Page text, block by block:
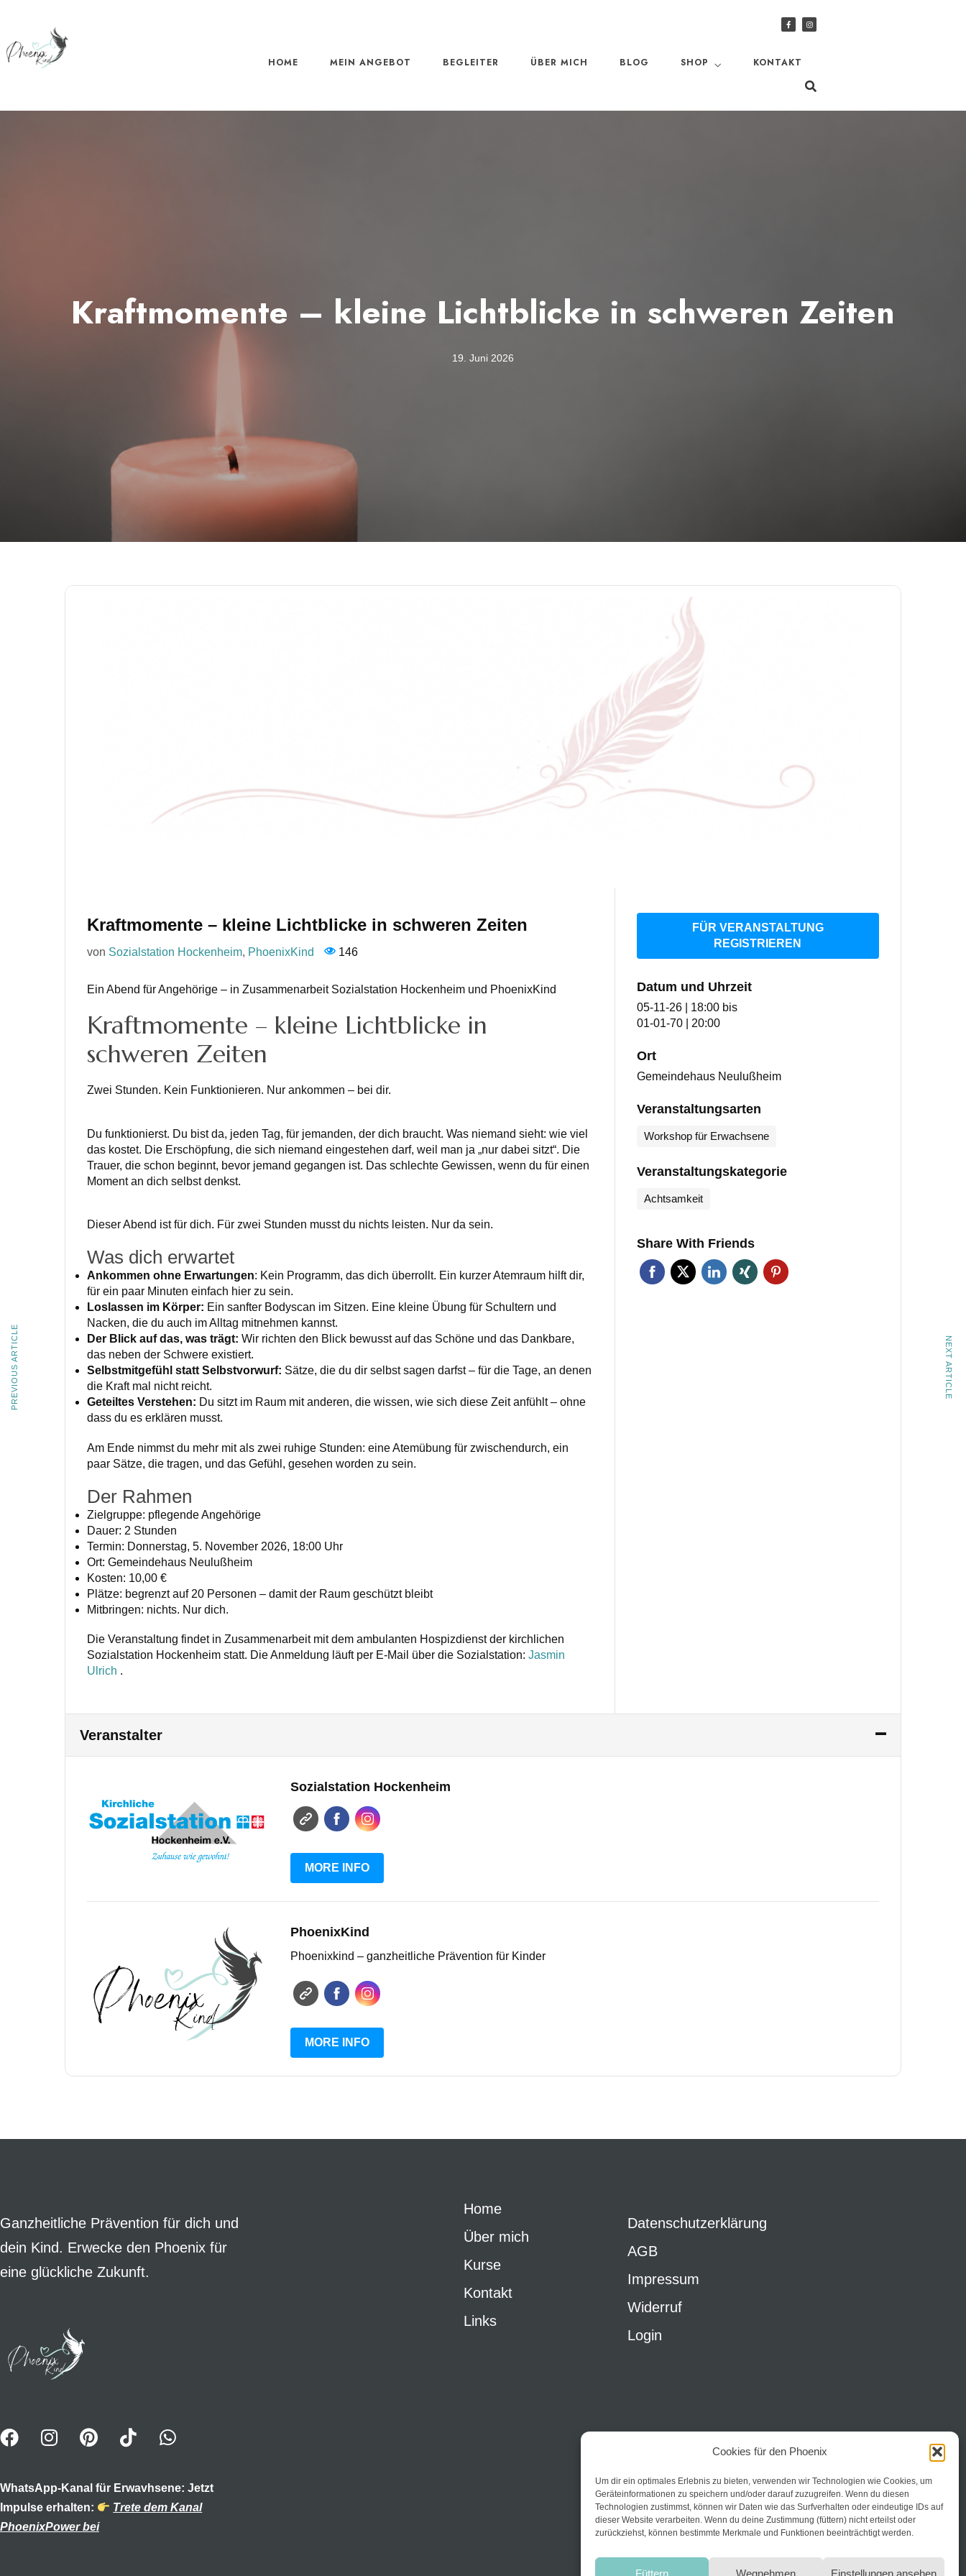
Cookies für den Phoenix
Um dir ein optimales Erlebnis zu bieten, verwenden wir Technologien wie Cookies, um
Geräteinformationen zu speichern und/oder darauf zuzugreifen. Wenn du diesen
Technologien zustimmst, können wir Daten wie das Surfverhalten oder eindeutige IDs auf
dieser Website verarbeiten. Wenn du deine Zustimmung (füttern) nicht erteilst oder
zurückziehst, können bestimmte Merkmale und Funktionen beeinträchtigt werden.
Füttern Wegnehmen Einstellungen ansehen
HOME MEIN ANGEBOT BEGLEITER ÜBER MICH BLOG SHOP KONTAKT
Kraftmomente – kleine Lichtblicke in schweren Zeiten
19. Juni 2026
Kraftmomente – kleine Lichtblicke in schweren Zeiten
von Sozialstation Hockenheim, PhoenixKind 146
Ein Abend für Angehörige – in Zusammenarbeit Sozialstation Hockenheim und PhoenixKind
Kraftmomente – kleine Lichtblicke in
schweren Zeiten
Zwei Stunden. Kein Funktionieren. Nur ankommen – bei dir.
Du funktionierst. Du bist da, jeden Tag, für jemanden, der dich braucht. Was niemand sieht: wie viel
das kostet. Die Erschöpfung, die sich niemand eingestehen darf, weil man ja „nur dabei sitzt“. Die
Trauer, die schon beginnt, bevor jemand gegangen ist. Das schlechte Gewissen, wenn du für einen
Moment an dich selbst denkst.
Dieser Abend ist für dich. Für zwei Stunden musst du nichts leisten. Nur da sein.
Was dich erwartet
Ankommen ohne Erwartungen: Kein Programm, das dich überrollt. Ein kurzer Atemraum hilft dir,
für ein paar Minuten einfach hier zu sein.
Loslassen im Körper: Ein sanfter Bodyscan im Sitzen. Eine kleine Übung für Schultern und
Nacken, die du auch im Alltag mitnehmen kannst.
Der Blick auf das, was trägt: Wir richten den Blick bewusst auf das Schöne und das Dankbare,
das neben der Schwere existiert.
Selbstmitgefühl statt Selbstvorwurf: Sätze, die du dir selbst sagen darfst – für die Tage, an denen
die Kraft mal nicht reicht.
Geteiltes Verstehen: Du sitzt im Raum mit anderen, die wissen, wie sich diese Zeit anfühlt – ohne
dass du es erklären musst.
Am Ende nimmst du mehr mit als zwei ruhige Stunden: eine Atemübung für zwischendurch, ein
paar Sätze, die tragen, und das Gefühl, gesehen worden zu sein.
Der Rahmen
Zielgruppe: pflegende Angehörige
Dauer: 2 Stunden
Termin: Donnerstag, 5. November 2026, 18:00 Uhr
Ort: Gemeindehaus Neulußheim
Kosten: 10,00 €
Plätze: begrenzt auf 20 Personen – damit der Raum geschützt bleibt
Mitbringen: nichts. Nur dich.
Die Veranstaltung findet in Zusammenarbeit mit dem ambulanten Hospizdienst der kirchlichen
Sozialstation Hockenheim statt. Die Anmeldung läuft per E-Mail über die Sozialstation: Jasmin
Ulrich .
FÜR VERANSTALTUNG
REGISTRIEREN
Datum und Uhrzeit
05-11-26 | 18:00 bis
01-01-70 | 20:00
Ort
Gemeindehaus Neulußheim
Veranstaltungsarten
Workshop für Erwachsene
Veranstaltungskategorie
Achtsamkeit
Share With Friends
Veranstalter
Sozialstation Hockenheim
MORE INFO
PhoenixKind
Phoenixkind – ganzheitliche Prävention für Kinder
MORE INFO
PREVIOUS ARTICLE NEXT ARTICLE
Ganzheitliche Prävention für dich und
dein Kind. Erwecke den Phoenix für
eine glückliche Zukunft.
WhatsApp-Kanal für Erwavhsene: Jetzt
Impulse erhalten:
Trete dem Kanal
PhoenixPower bei
Home
Über mich
Kurse
Kontakt
Links
Datenschutzerklärung
AGB
Impressum
Widerruf
Login